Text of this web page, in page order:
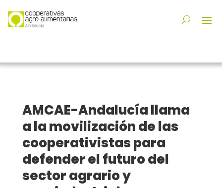
AMCAE-Andalucía llama
a la movilización de las
cooperativistas para
defender el futuro del
sector agrario y